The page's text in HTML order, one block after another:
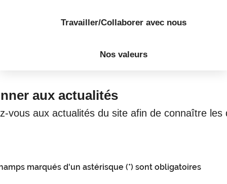
Travailler/Collaborer avec nous
Nos valeurs
aux actualités
vous aux actualités du site afin de connaître les
marqués d'un astérisque (*) sont obligatoires